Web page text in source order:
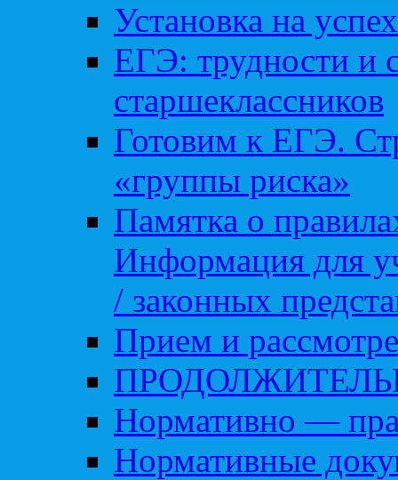
Установка на успех
ЕГЭ: трудности и
старшеклассников
Готовим к ЕГЭ.
«группы риска»
Памятка о
Информация для
/ законных
Прием и
Нормативно —
Нормативные